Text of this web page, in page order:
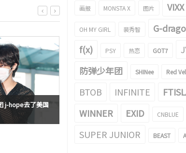
j-hope去了美国
防弹少年团 j-hope，为弱势群体儿童
2022/01/03
画报 MONSTA X 图片 VIXX
OH MY GIRL 裴秀智 G-
f(x)
PSY 热恋 GOT7
防弹少年团
SHINee Red
BTOB INFINITE
WINNER
EXID CNBLUE
SUPER JUNIOR BEAST